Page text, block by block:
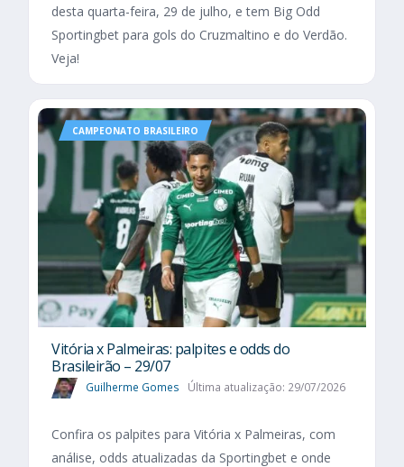
desta quarta-feira, 29 de julho, e tem Big Odd
Sportingbet para gols do Cruzmaltino e do Verdão.
Veja!
CAMPEONATO BRASILEIRO
Vitória x Palmeiras: palpites e odds do
Brasileirão – 29/07
Guilherme Gomes Última atualização: 29/07/2026
Confira os palpites para Vitória x Palmeiras, com
análise, odds atualizadas da Sportingbet e onde